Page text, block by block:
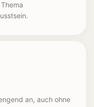
an, auch ohne